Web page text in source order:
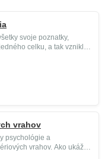
svoje poznatky,
celku, a tak vznikla
vrahov
psychológie a
vrahov. Ako ukážku